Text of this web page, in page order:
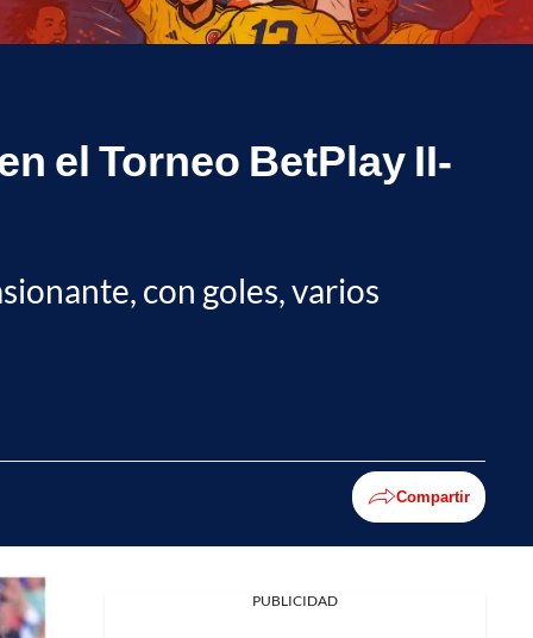
el Torneo BetPlay II-
con goles, varios
Compartir
PUBLICIDAD